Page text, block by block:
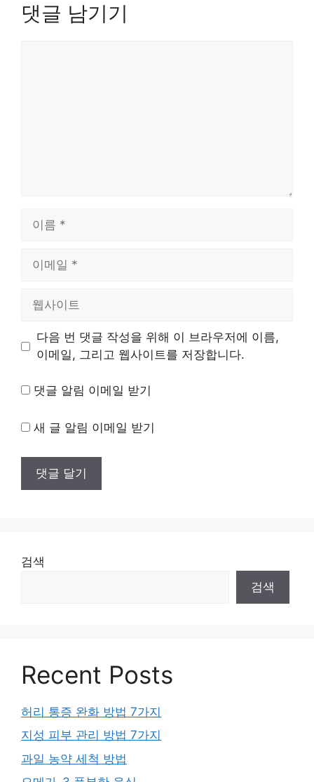
댓글 남기기
트
다음 번 댓글 작성을 위해 이 브라우저에 이름,
이메일, 그리고 웹사이트를 저장합니다.
댓글 알림 이메일 받기
새 글 알림 이메일 받기
검색
검색
Recent Posts
허리 통증 완화 방법 7가지
지성 피부 관리 방법 7가지
과일 농약 세척 방법